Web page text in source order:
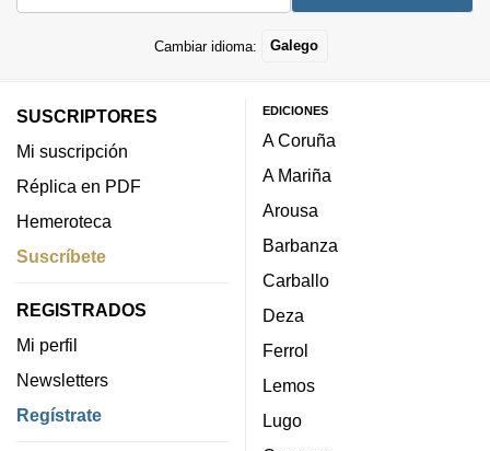
Cambiar idioma: Galego
SUSCRIPTORES
Mi suscripción
Réplica en PDF
Hemeroteca
Suscríbete
REGISTRADOS
Mi perfil
Newsletters
Regístrate
EDICIONES
A Coruña
A Mariña
Arousa
Barbanza
Carballo
Deza
Ferrol
Lemos
Lugo